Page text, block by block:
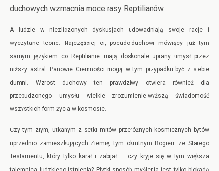
duchowych wzmacnia moce rasy Reptilianów.
A ludzie w niezliczonych dyskusjach udowadniają swoje racje i
wyczytane teorie. Najczęściej ci, pseudo-duchowi mówiący już tym
samym językiem co Reptilianie mają doskonale uprany umysł przez
niższy astral. Panowie Ciemności mogą w tym przypadku być z siebie
dumni. Wzrost duchowy ten prawdziwy otwiera również dla
przebudzonego umysłu wielkie zrozumienie-wyższą świadomość
wszystkich form życia w kosmosie.
Czy tym złym, utkanym z setki mitów przeróżnych kosmicznych bytów
uprzednio zamieszkujących Ziemię, tym okrutnym Bogiem ze Starego
Testamentu, który tylko karał i zabijał … czy kryje się w tym większa
tajemnica ludzkiego istnienia? Płytki sposób myślenia jest tylko blokadą